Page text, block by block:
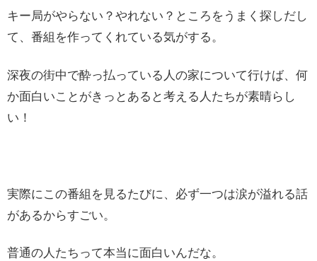
キー局がやらない？やれない？ところをうまく探しだし
て、番組を作ってくれている気がする。
深夜の街中で酔っ払っている人の家について行けば、何
か面白いことがきっとあると考える人たちが素晴らし
い！
実際にこの番組を見るたびに、必ず一つは涙が溢れる話
があるからすごい。
普通の人たちって本当に面白いんだな。